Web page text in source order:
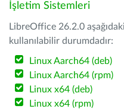
İşletim Sistemleri
LibreOffice 26.2.0
kullanılabilir durumdadır:
Linux Aarch64 (deb)
Linux Aarch64 (rpm)
Linux x64 (deb)
Linux x64 (rpm)